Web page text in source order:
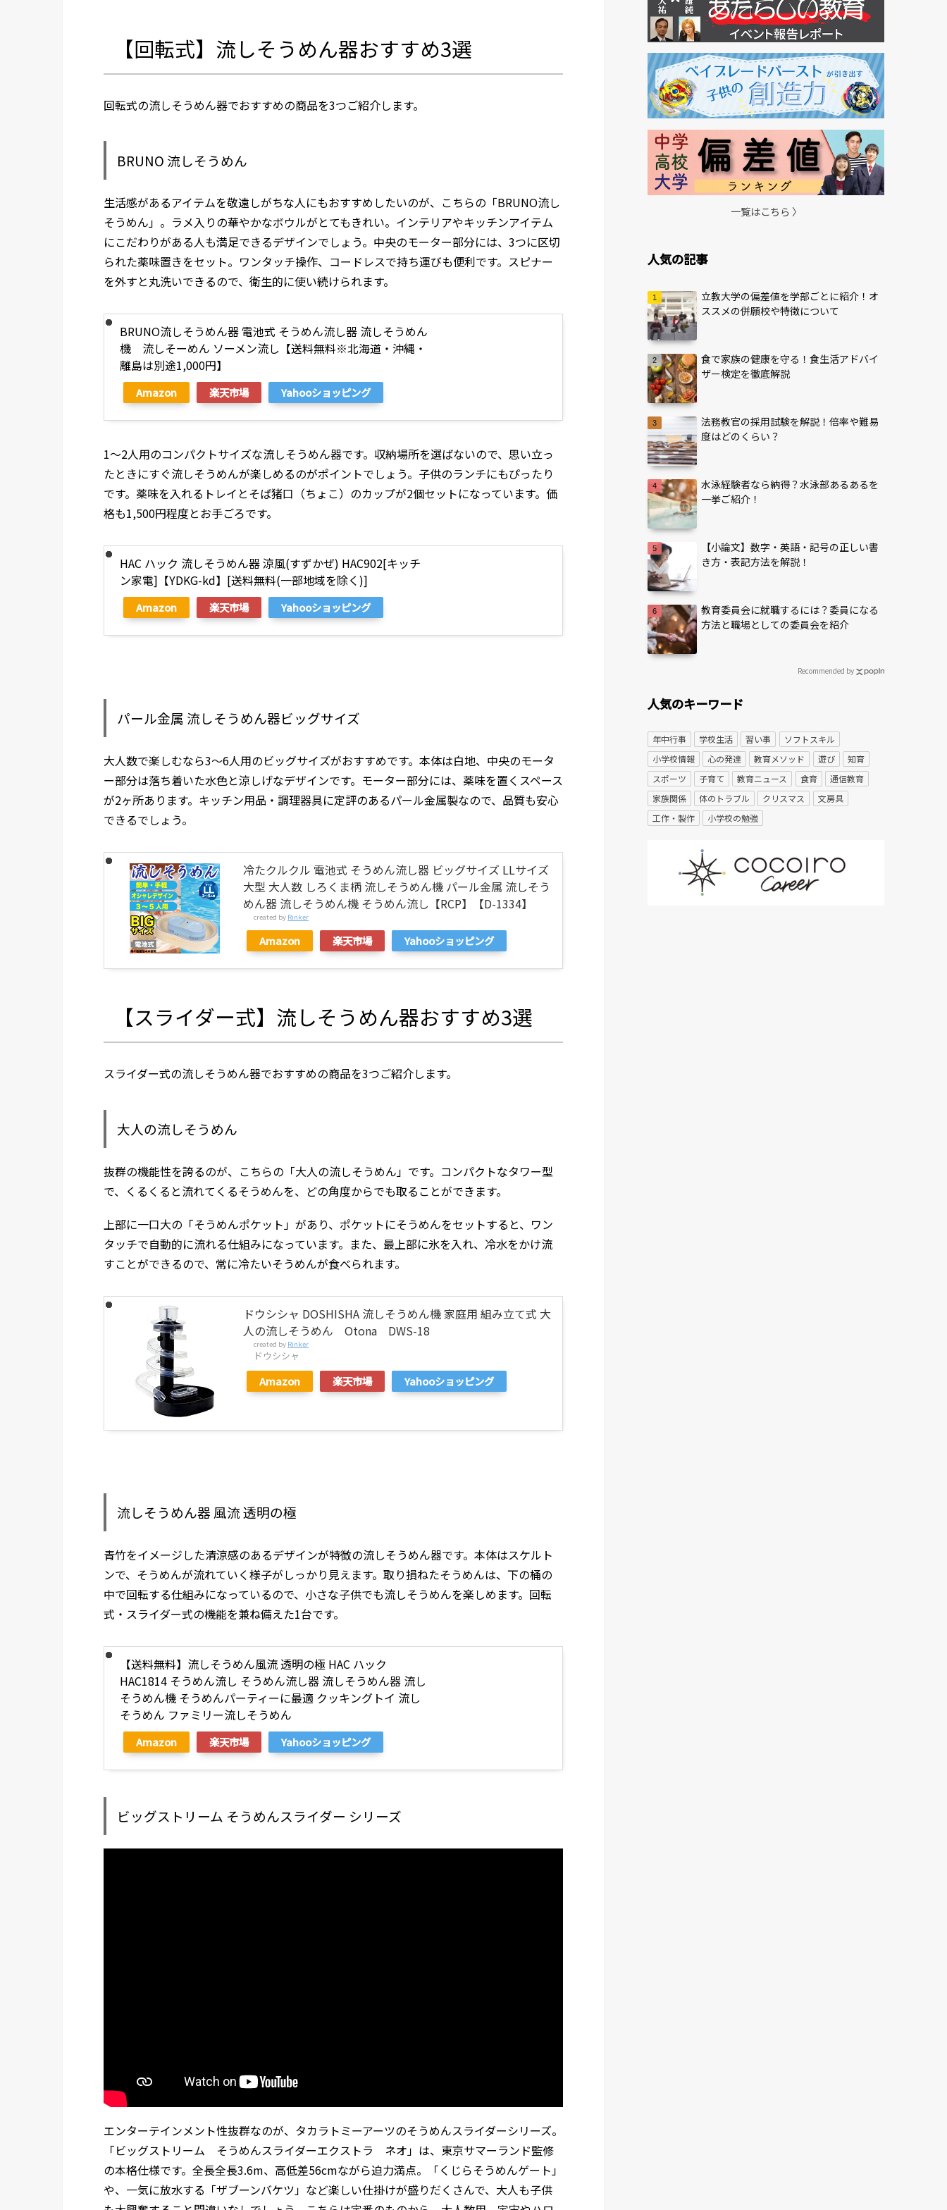
【回転式】流しそうめん器おすすめ3選
回転式の流しそうめん器でおすすめの商品を3つご紹介します。
BRUNO 流しそうめん
生活感があるアイテムを敬遠しがちな人にもおすすめしたいのが、こちらの「BRUNO流し
そうめん」。ラメ入りの華やかなボウルがとてもきれい。インテリアやキッチンアイテム
にこだわりがある人も満足できるデザインでしょう。中央のモーター部分には、3つに区切
られた薬味置きをセット。ワンタッチ操作、コードレスで持ち運びも便利です。スピナー
を外すと丸洗いできるので、衛生的に使い続けられます。
BRUNO流しそうめん器 電池式 そうめん流し器 流しそうめん
機 流しそーめん ソーメン流し【送料無料※北海道・沖縄・
離島は別途1,000円】
Amazon 楽天市場 Yahooショッピング
1～2人用のコンパクトサイズな流しそうめん器です。収納場所を選ばないので、思い立っ
たときにすぐ流しそうめんが楽しめるのがポイントでしょう。子供のランチにもぴったり
です。薬味を入れるトレイとそば猪口（ちょこ）のカップが2個セットになっています。価
格も1,500円程度とお手ごろです。
HAC ハック 流しそうめん器 涼風(すずかぜ) HAC902[キッチ
ン家電]【YDKG-kd】[送料無料(一部地域を除く)]
Amazon 楽天市場 Yahooショッピング
パール金属 流しそうめん器ビッグサイズ
大人数で楽しむなら3～6人用のビッグサイズがおすすめです。本体は白地、中央のモータ
ー部分は落ち着いた水色と涼しげなデザインです。モーター部分には、薬味を置くスペース
が2ヶ所あります。キッチン用品・調理器具に定評のあるパール金属製なので、品質も安心
できるでしょう。
冷たクルクル 電池式 そうめん流し器 ビッグサイズ LLサイズ
大型 大人数 しろくま柄 流しそうめん機 パール金属 流しそう
めん器 流しそうめん機 そうめん流し【RCP】【D-1334】
created by Rinker
Amazon 楽天市場 Yahooショッピング
【スライダー式】流しそうめん器おすすめ3選
スライダー式の流しそうめん器でおすすめの商品を3つご紹介します。
大人の流しそうめん
抜群の機能性を誇るのが、こちらの「大人の流しそうめん」です。コンパクトなタワー型
で、くるくると流れてくるそうめんを、どの角度からでも取ることができます。
上部に一口大の「そうめんポケット」があり、ポケットにそうめんをセットすると、ワン
タッチで自動的に流れる仕組みになっています。また、最上部に氷を入れ、冷水をかけ流
すことができるので、常に冷たいそうめんが食べられます。
ドウシシャ DOSHISHA 流しそうめん機 家庭用 組み立て式 大
人の流しそうめん Otona DWS-18
created by Rinker
ドウシシャ
Amazon 楽天市場 Yahooショッピング
流しそうめん器 風流 透明の極
青竹をイメージした清涼感のあるデザインが特徴の流しそうめん器です。本体はスケルト
ンで、そうめんが流れていく様子がしっかり見えます。取り損ねたそうめんは、下の桶の
中で回転する仕組みになっているので、小さな子供でも流しそうめんを楽しめます。回転
式・スライダー式の機能を兼ね備えた1台です。
【送料無料】流しそうめん風流 透明の極 HAC ハック
HAC1814 そうめん流し そうめん流し器 流しそうめん器 流し
そうめん機 そうめんパーティーに最適 クッキングトイ 流し
そうめん ファミリー流しそうめん
Amazon 楽天市場 Yahooショッピング
ビッグストリーム そうめんスライダー シリーズ
エンターテインメント性抜群なのが、タカラトミーアーツのそうめんスライダーシリーズ。
「ビッグストリーム そうめんスライダーエクストラ ネオ」は、東京サマーランド監修
の本格仕様です。全長全長3.6m、高低差56cmながら迫力満点。「くじらそうめんゲート」
や、一気に放水する「ザブーンバケツ」など楽しい仕掛けが盛りだくさんで、大人も子供
一覧はこちら 〉
人気の記事
立教大学の偏差値を学部ごとに紹介！オ
ススメの併願校や特徴について
食で家族の健康を守る！食生活アドバイ
ザー検定を徹底解説
法務教官の採用試験を解説！倍率や難易
度はどのくらい？
水泳経験者なら納得？水泳部あるあるを
一挙ご紹介！
【小論文】数字・英語・記号の正しい書
き方・表記方法を解説！
教育委員会に就職するには？委員になる
方法と職場としての委員会を紹介
Recommended by
人気のキーワード
年中行事 学校生活 習い事
ソフトスキル
小学校情報
心の発達 教育メソッド 遊び
知育
スポーツ
子育て 教育ニュース 食育
通信教育
家族関係
体のトラブル クリスマス
文房具
工作・製作
小学校の勉強